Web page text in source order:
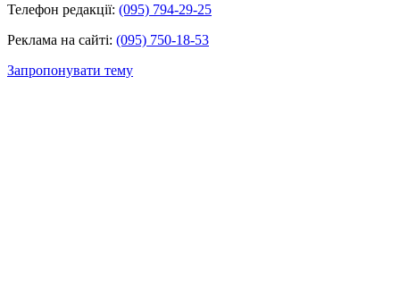
Телефон редакції: (095) 794-29-25
Реклама на сайті: (095) 750-18-53
Запропонувати тему